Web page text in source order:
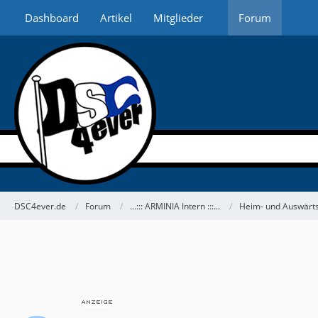
Dashboard Artikel Mitglieder Forum
DSC4ever.de Forum ...::: ARMINIA Intern :::... Heim- und